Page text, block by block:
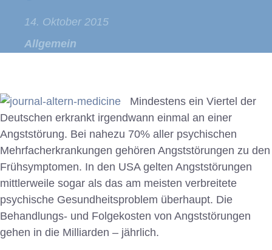
14. Oktober 2015
Allgemein
Mindestens ein Viertel der
Deutschen erkrankt irgendwann einmal an einer
Angststörung. Bei nahezu 70% aller psychischen
Mehrfacherkrankungen gehören Angststörungen zu den
Frühsymptomen. In den USA gelten Angststörungen
mittlerweile sogar als das am meisten verbreitete
psychische Gesundheitsproblem überhaupt. Die
Behandlungs- und Folgekosten von Angststörungen
gehen in die Milliarden – jährlich.